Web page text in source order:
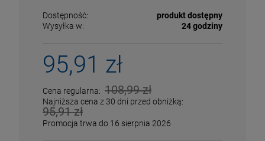
Dostępność:
produkt dostępny
Wysyłka w:
24 godziny
95,91 zł
Cena regularna: 108,99 zł
Najniższa cena z 30 dni przed obniżką:
95,91 zł
Promocja trwa do 16 sierpnia 2026